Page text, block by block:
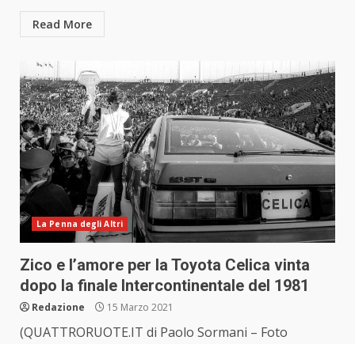
Read More
La Penna degli Altri
Zico e l’amore per la Toyota Celica vinta
dopo la finale Intercontinentale del 1981
Redazione 15 Marzo 2021
(QUATTRORUOTE.IT di Paolo Sormani – Foto